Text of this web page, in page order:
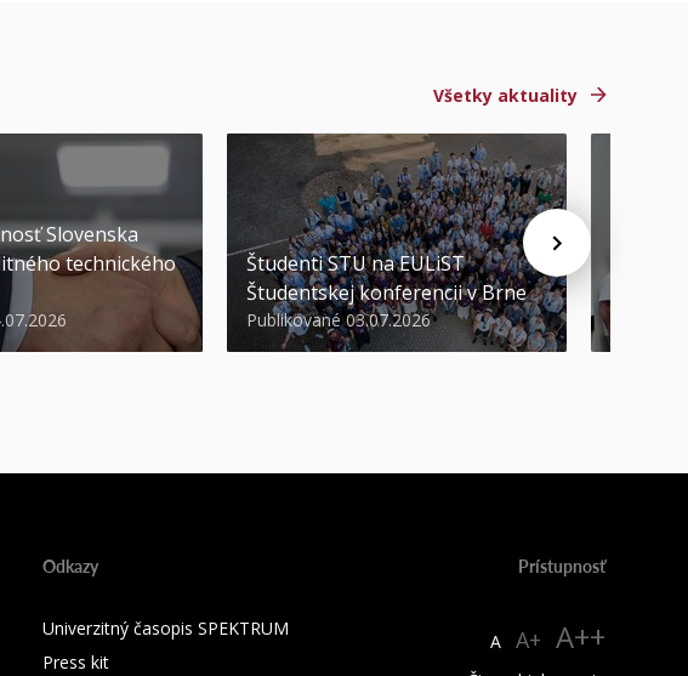
Všetky aktuality
Slovenska
technického
Študenti STU na EULiST
Študentskej konferencii v Brne
Publikované 03.07.2026
Odkazy
Univerzitný časopis SPEKTRUM
Press kit
Prístupnosť
A A+ A++